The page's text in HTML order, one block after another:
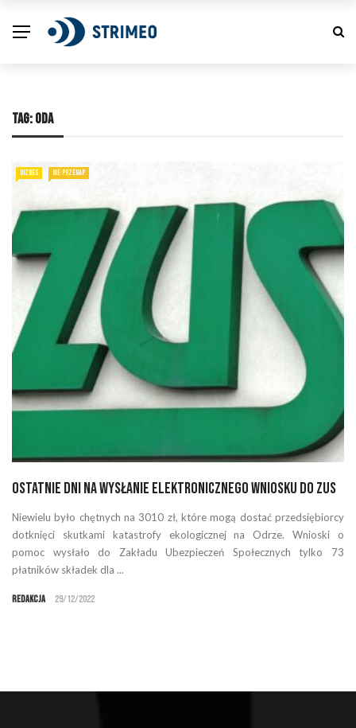
TAG:ODA
BIZNES NIE PRZEGAP
Ostatnie dni na wysłanie elektronicznego wniosku do ZUS
Niewielu było chętnych na 3010 zł, które mogą dostać przedsiębiorcy
dotknięci skutkami katastrofy ekologicznej na Odrze. Wnioski o
pomoc wysłało do Zakładu Ubezpieczeń Społecznych tylko 73
płatników składek dla ...
Redakcja 29/12/2022